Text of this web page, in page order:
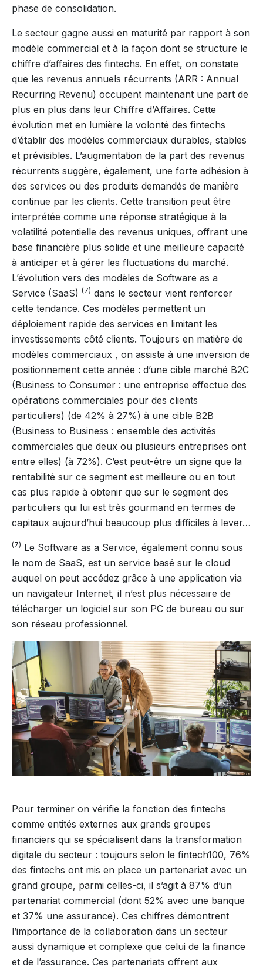
phase de consolidation.
Le secteur gagne aussi en maturité par rapport à son
modèle commercial et à la façon dont se structure le
chiffre d’affaires des fintechs. En effet, on constate
que les revenus annuels récurrents (ARR : Annual
Recurring Revenu) occupent maintenant une part de
plus en plus dans leur Chiffre d’Affaires. Cette
évolution met en lumière la volonté des fintechs
d’établir des modèles commerciaux durables, stables
et prévisibles. L’augmentation de la part des revenus
récurrents suggère, également, une forte adhésion à
des services ou des produits demandés de manière
continue par les clients. Cette transition peut être
interprétée comme une réponse stratégique à la
volatilité potentielle des revenus uniques, offrant une
base financière plus solide et une meilleure capacité
à anticiper et à gérer les fluctuations du marché.
L’évolution vers des modèles de Software as a
Service (SaaS) (7) dans le secteur vient renforcer
cette tendance. Ces modèles permettent un
déploiement rapide des services en limitant les
investissements côté clients. Toujours en matière de
modèles commerciaux , on assiste à une inversion de
positionnement cette année : d’une cible marché B2C
(Business to Consumer : une entreprise effectue des
opérations commerciales pour des clients
particuliers) (de 42% à 27%) à une cible B2B
(Business to Business : ensemble des activités
commerciales que deux ou plusieurs entreprises ont
entre elles) (à 72%). C’est peut-être un signe que la
rentabilité sur ce segment est meilleure ou en tout
cas plus rapide à obtenir que sur le segment des
particuliers qui lui est très gourmand en termes de
capitaux aujourd’hui beaucoup plus difficiles à lever…
(7) Le Software as a Service, également connu sous
le nom de SaaS, est un service basé sur le cloud
auquel on peut accédez grâce à une application via
un navigateur Internet, il n’est plus nécessaire de
télécharger un logiciel sur son PC de bureau ou sur
son réseau professionnel.
Pour terminer on vérifie la fonction des fintechs
comme entités externes aux grands groupes
financiers qui se spécialisent dans la transformation
digitale du secteur : toujours selon le fintech100, 76%
des fintechs ont mis en place un partenariat avec un
grand groupe, parmi celles-ci, il s’agit à 87% d’un
partenariat commercial (dont 52% avec une banque
et 37% une assurance). Ces chiffres démontrent
l’importance de la collaboration dans un secteur
aussi dynamique et complexe que celui de la finance
et de l’assurance. Ces partenariats offrent aux